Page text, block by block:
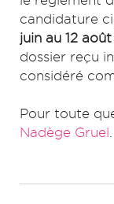
candidature
juin au 12
dossier reçu
considéré
Pour toute
Nadège Gruel